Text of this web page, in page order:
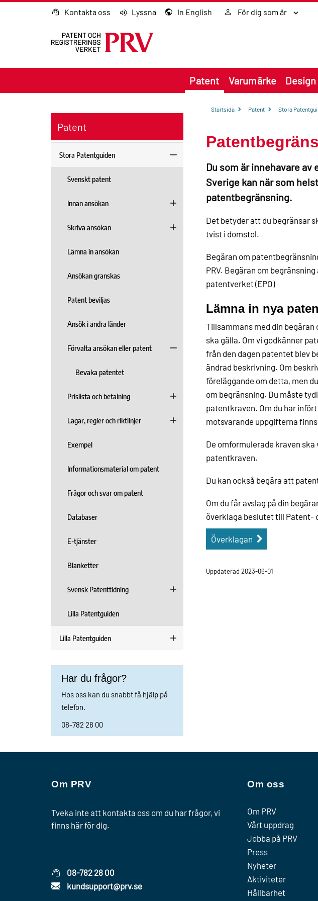
Gå till innehållet Kontakta oss Lyssna In English För dig som är
Patent Varumärke Design
Patent
Stora Patentguiden
Svenskt patent
Innan ansökan
Skriva ansökan
Lämna in ansökan
Ansökan granskas
Patent beviljas
Ansök i andra länder
Förvalta ansökan eller patent
Bevaka patentet
Prislista och betalning
Lagar, regler och riktlinjer
Exempel
Informationsmaterial om patent
Frågor och svar om patent
Databaser
E-tjänster
Blanketter
Svensk Patenttidning
Lilla Patentguiden
Lilla Patentguiden
Har du frågor?
Hos oss kan du snabbt få hjälp på
telefon.
08-782 28 00
Startsida Patent Stora
Du som är innehavare
Sverige kan när som
patentbegränsning.
Det betyder att du begränsar
tvist i domstol.
Begäran om
PRV. Begäran om
patentverket (EPO)
Lämna in nya
Tillsammans med din
ska gälla. Om vi godkänner
från den dagen patentet blev
ändrad beskrivning. Om
föreläggande om detta, men
om begränsning. Du måste
patentkraven. Om du har
motsvarande uppgifterna
De omformulerade kraven
patentkraven.
Du kan också begära att
Om du får avslag på din
överklaga beslutet till Patent-
Överklagan
Uppdaterad 2023-06-01
Om PRV
Tveka inte att kontakta oss om du har frågor, vi
finns här för dig.
08-782 28 00
kundsupport@prv.se
Om oss
Om PRV
Vårt uppdrag
Jobba på PRV
Press
Nyheter
Aktiviteter
Hållbarhet